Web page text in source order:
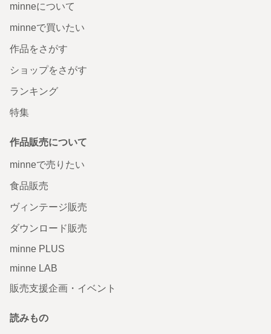
minneについて
minneで買いたい
作品をさがす
ショップをさがす
ランキング
特集
作品販売について
minneで売りたい
食品販売
ヴィンテージ販売
ダウンロード販売
minne PLUS
minne LAB
販売支援企画・イベント
読みもの